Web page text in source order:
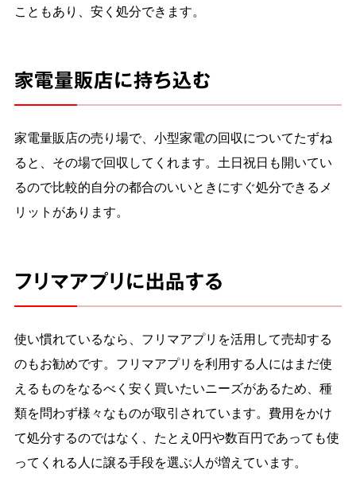
こともあり、安く処分できます。
家電量販店に持ち込む
家電量販店の売り場で、小型家電の回収についてたずね
ると、その場で回収してくれます。土日祝日も開いてい
るので比較的自分の都合のいいときにすぐ処分できるメ
リットがあります。
フリマアプリに出品する
使い慣れているなら、フリマアプリを活用して売却する
のもお勧めです。フリマアプリを利用する人にはまだ使
えるものをなるべく安く買いたいニーズがあるため、種
類を問わず様々なものが取引されています。費用をかけ
て処分するのではなく、たとえ0円や数百円であっても使
ってくれる人に譲る手段を選ぶ人が増えています。